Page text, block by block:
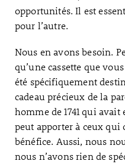
opportunités. Il est
pour l’autre.
Nous en avons besoin.
qu’une cassette que
été spécifiquement
cadeau précieux de la
homme de 1741 qui
peut apporter à ceux
bénéfice. Aussi, nous
nous n’avons rien de